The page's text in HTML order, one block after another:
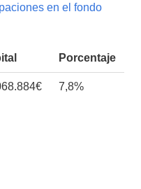
en el fondo
Porcentaje
7,8%